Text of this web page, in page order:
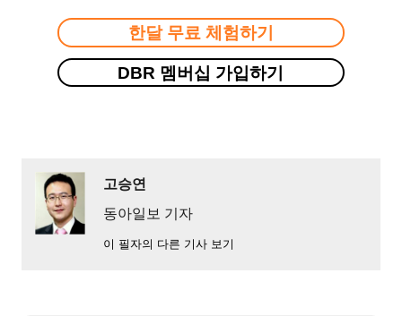
한달 무료 체험하기
DBR 멤버십 가입하기
고승연
동아일보 기자
이 필자의 다른 기사 보기